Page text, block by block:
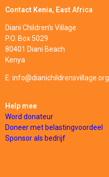
Contact Kenia, East Africa
Diani Children’s Village
P.O. Box 5029
80401 Diani Beach
Kenya
E: info@dianichildrensvillage.org
Help mee
Word donateur
Doneer met belastingvoordeel
Sponsorals bedrijf